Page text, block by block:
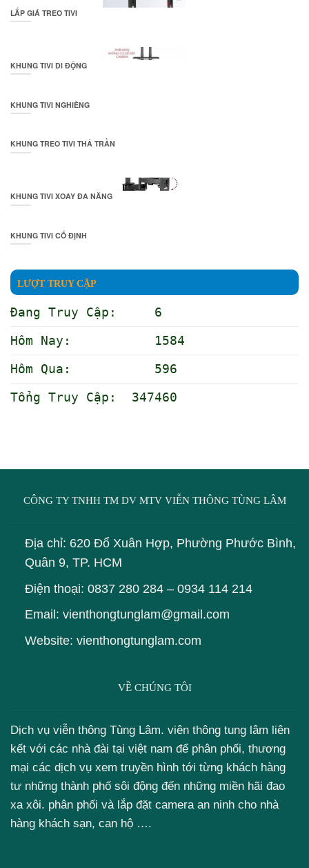
LẮP GIÁ TREO TIVI
KHUNG TIVI DI ĐỘNG
KHUNG TIVI NGHIÊNG
KHUNG TREO TIVI THẢ TRẦN
KHUNG TIVI XOAY ĐA NĂNG
KHUNG TIVI CỐ ĐỊNH
LƯỢT TRUY CẬP
Đang Truy Cập: 6
Hôm Nay: 1584
Hôm Qua: 596
Tổng Truy Cập: 347460
CÔNG TY TNHH TM DV MTV VIỄN THÔNG TÙNG LÂM
Địa chỉ: 620 Đổ Xuân Hợp, Phường Phước Bình,
Quân 9, TP. HCM
Điện thoại: 0837 280 284– 0934 114 214
Email: vienthongtunglam@gmail.com
Website: vienthongtunglam.com
VỀ CHÚNG TÔI
Dịch vụ viễn thông Tùng Lâm. viên thông tung lâm liên
kết với các nhà đài tại việt nam để phân phối, thương
mại các dịch vụ xem truyền hình tới từng khách hàng
tư những thành phố sôi động đến những miền hãi đao
xa xôi. phân phối và lắp đặt camera an ninh cho nhà
hàng khách sạn, can hộ ….